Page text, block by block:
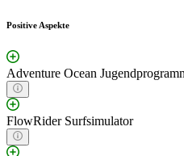
Positive Aspekte
Adventure Ocean
FlowRider Surfsimulator